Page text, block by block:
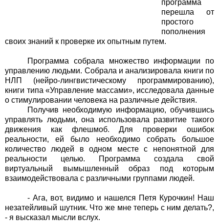
программа
перешла от
простого
пополнения
своих знаний к проверке их опытным путем.
Программа собрала множество информации по
управлению людьми. Собрала и анализировала книги по
НЛП (нейро-лингвистическому программированию),
книги типа «Управление массами», исследовала данные
о стимулировании человека на различные действия.
Получив необходимую информацию, обучившись
управлять людьми, она использовала развитие такого
движения как флешмоб. Для проверки ошибок
реальности, ей было необходимо собрать большое
количество людей в одном месте с непонятной для
реальности целью. Программа создала свой
виртуальный вымышленный образ под которым
взаимодействовала с различными группами людей.
- Ага, вот, видимо и нашелся Петя Курочкин! Наш
незатейливый шутник. Что же мне теперь с ним делать?,
- я высказал мысли вслух.